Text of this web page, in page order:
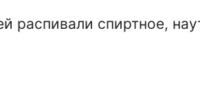
распивали спиртное,